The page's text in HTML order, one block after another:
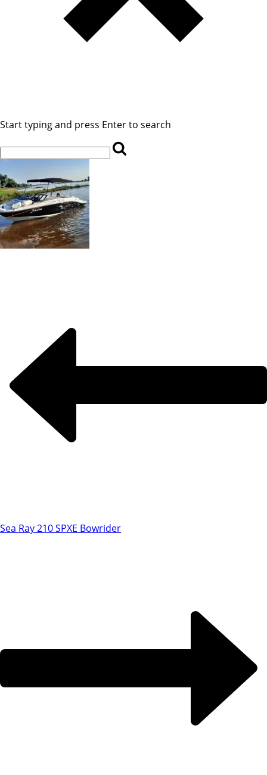
Start typing and press Enter to search
Sea Ray 210 SPXE Bowrider